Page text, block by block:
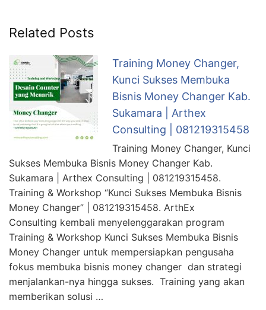
Related Posts
Training Money Changer,
Kunci Sukses Membuka
Bisnis Money Changer Kab.
Sukamara | Arthex
Consulting | 081219315458
Training Money Changer, Kunci
Sukses Membuka Bisnis Money Changer Kab.
Sukamara | Arthex Consulting | 081219315458.
Training & Workshop “Kunci Sukses Membuka Bisnis
Money Changer” | 081219315458. ArthEx
Consulting kembali menyelenggarakan program
Training & Workshop Kunci Sukses Membuka Bisnis
Money Changer untuk mempersiapkan pengusaha
fokus membuka bisnis money changer dan strategi
menjalankan-nya hingga sukses. Training yang akan
memberikan solusi …